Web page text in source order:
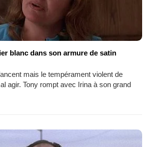
blanc dans son armure de satin
mais le tempérament violent de
agir. Tony rompt avec Irina à son grand